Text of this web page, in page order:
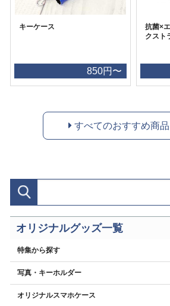
キーケース
850円〜
抗菌×
クスト
すべてのおすすめ商
オリジナルグッズ一覧
特集から探す
写真・キーホルダー
オリジナルスマホケース